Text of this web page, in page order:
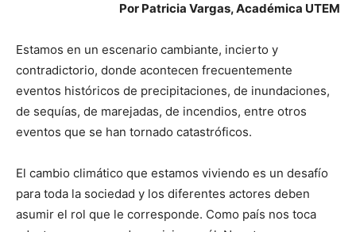
Por Patricia Vargas, Académica UTEM
Estamos en un escenario cambiante, incierto y
contradictorio, donde acontecen frecuentemente
eventos históricos de precipitaciones, de inundaciones,
de sequías, de marejadas, de incendios, entre otros
eventos que se han tornado catastróficos.
El cambio climático que estamos viviendo es un desafío
para toda la sociedad y los diferentes actores deben
asumir el rol que le corresponde. Como país nos toca